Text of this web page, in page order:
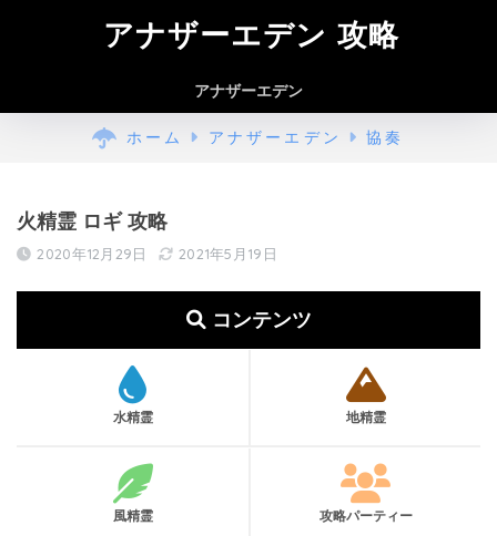
アナザーエデン 攻略
アナザーエデン
ホーム アナザーエデン 協奏
火精霊 ロギ 攻略
2020年12月29日 2021年5月19日
コンテンツ
水精霊 地精霊
風精霊 攻略パーティー